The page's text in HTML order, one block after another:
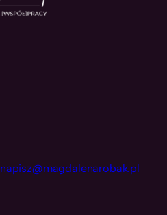
napisz@magdalenarobak.pl